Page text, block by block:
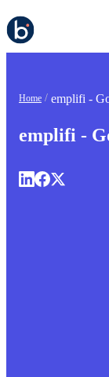
Home emplifi -
emplifi -